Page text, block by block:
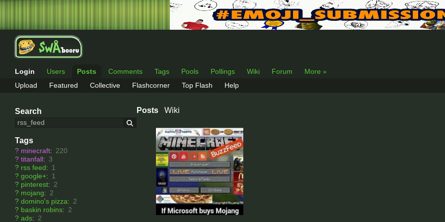
Login Users Posts Comments Tags Pools Pollings Wiki Forum
More »
Upload
Featured Collective Flashcorner Top Flash Help
Search
Tags
? minecraft: 220
? titanfall: 3
? rss feed: 1
? google+: 1
? pinterest: 2
? mojang: 2
? domino's pizza: 2
? baskin robins: 2
? ads: 2
Posts Wiki